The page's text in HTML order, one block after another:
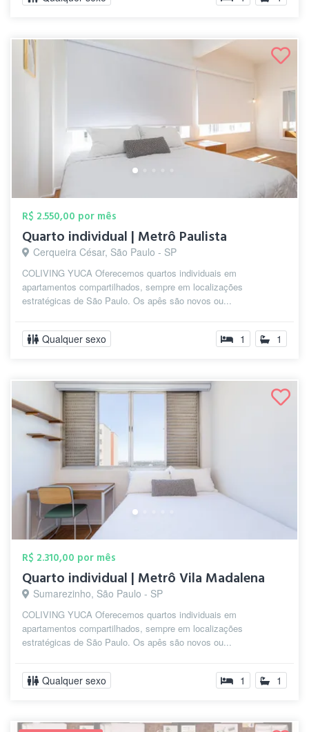
R$ 2.550,00 por mês
Quarto individual | Metrô Paulista
Cerqueira César, São Paulo - SP
COLIVING YUCA Oferecemos quartos individuais em
apartamentos compartilhados, sempre em localizações
estratégicas de São Paulo. Os apês são novos ou...
Qualquer sexo 1 1
R$ 2.310,00 por mês
Quarto individual | Metrô Vila Madalena
Sumarezinho, São Paulo - SP
COLIVING YUCA Oferecemos quartos individuais em
apartamentos compartilhados, sempre em localizações
estratégicas de São Paulo. Os apês são novos ou...
Qualquer sexo 1 1